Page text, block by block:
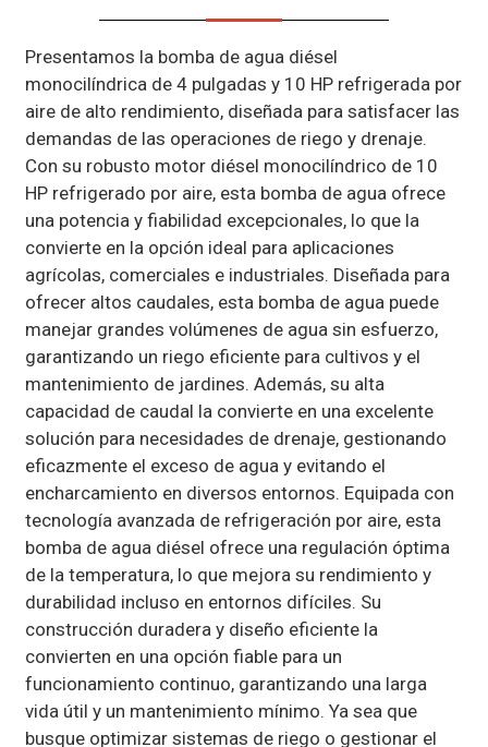
Presentamos la bomba de agua diésel
monocilíndrica de 4 pulgadas y 10 HP refrigerada por
aire de alto rendimiento, diseñada para satisfacer las
demandas de las operaciones de riego y drenaje.
Con su robusto motor diésel monocilíndrico de 10
HP refrigerado por aire, esta bomba de agua ofrece
una potencia y fiabilidad excepcionales, lo que la
convierte en la opción ideal para aplicaciones
agrícolas, comerciales e industriales. Diseñada para
ofrecer altos caudales, esta bomba de agua puede
manejar grandes volúmenes de agua sin esfuerzo,
garantizando un riego eficiente para cultivos y el
mantenimiento de jardines. Además, su alta
capacidad de caudal la convierte en una excelente
solución para necesidades de drenaje, gestionando
eficazmente el exceso de agua y evitando el
encharcamiento en diversos entornos. Equipada con
tecnología avanzada de refrigeración por aire, esta
bomba de agua diésel ofrece una regulación óptima
de la temperatura, lo que mejora su rendimiento y
durabilidad incluso en entornos difíciles. Su
construcción duradera y diseño eficiente la
convierten en una opción fiable para un
funcionamiento continuo, garantizando una larga
vida útil y un mantenimiento mínimo. Ya sea que
busque optimizar sistemas de riego o gestionar el